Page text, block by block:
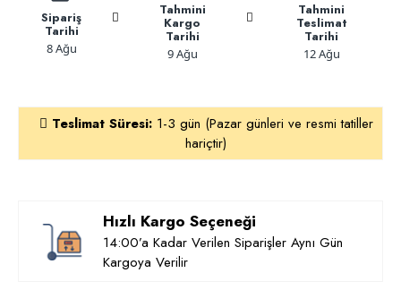
Sipariş
Tarihi
8 Ağu
Tahmini
Kargo
Tarihi
9 Ağu
Tahmini
Teslimat
Tarihi
12 Ağu
Teslimat Süresi:1-3 gün (Pazar günleri ve resmi tatiller
hariçtir)
Hızlı Kargo Seçeneği
14:00’a Kadar Verilen Siparişler Aynı Gün
Kargoya Verilir